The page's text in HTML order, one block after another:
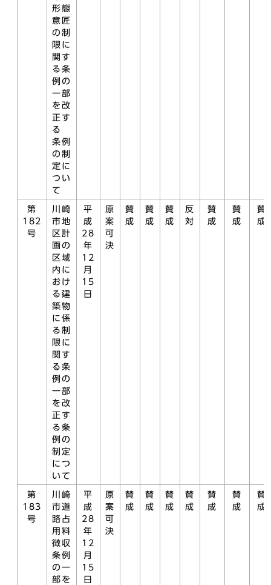
形態
意匠
の制
限に
関す
る条
例の
一部
を改
正す
る
条例
の制
定に
つい
て
第
182
号
川崎
市地
区計
画の
区域
内に
おけ
る建
築物
に係
る制
限に
関す
る条
例の
一部
を改
正す
る条
例の
制定
につ
いて
平
成
28
年
12
月
15
日
原
案
可
決
賛
成
賛
成
賛
成
反
対
賛
成
賛
成
賛
成
第
183
号
川崎
市道
路占
用料
徴収
条例
の一
部を
平
成
28
年
12
月
15
日
原
案
可
決
賛
成
賛
成
賛
成
賛
成
賛
成
賛
成
賛
成